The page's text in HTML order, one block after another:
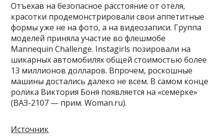
Отъехав на безопасное расстояние от отеля,
красотки продемонстрировали свои аппетитные
формы уже не на фото, а на видеозаписи. Группа
моделей приняла участие во флешмобе
Mannequin Challenge. Instagirls позировали на
шикарных автомобилях общей стоимостью более
13 миллионов долларов. Впрочем, роскошные
машины достались далеко не всем. В самом конце
ролика Виктория Боня появляется на «семерке»
(ВАЗ-2107 — прим. Woman.ru).
Источник